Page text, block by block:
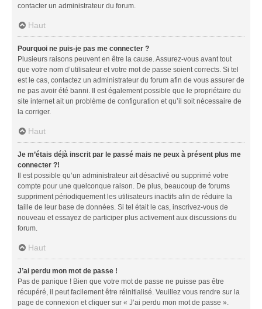
contacter un administrateur du forum.
Haut
Pourquoi ne puis-je pas me connecter ?
Plusieurs raisons peuvent en être la cause. Assurez-vous avant tout
que votre nom d’utilisateur et votre mot de passe soient corrects. Si tel
est le cas, contactez un administrateur du forum afin de vous assurer de
ne pas avoir été banni. Il est également possible que le propriétaire du
site internet ait un problème de configuration et qu’il soit nécessaire de
la corriger.
Haut
Je m’étais déjà inscrit par le passé mais ne peux à présent plus me
connecter ?!
Il est possible qu’un administrateur ait désactivé ou supprimé votre
compte pour une quelconque raison. De plus, beaucoup de forums
suppriment périodiquement les utilisateurs inactifs afin de réduire la
taille de leur base de données. Si tel était le cas, inscrivez-vous de
nouveau et essayez de participer plus activement aux discussions du
forum.
Haut
J’ai perdu mon mot de passe !
Pas de panique ! Bien que votre mot de passe ne puisse pas être
récupéré, il peut facilement être réinitialisé. Veuillez vous rendre sur la
page de connexion et cliquer sur « J’ai perdu mon mot de passe ».